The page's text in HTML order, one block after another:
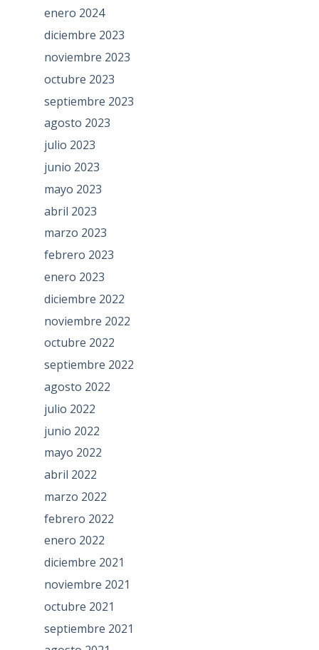
enero 2024
diciembre 2023
noviembre 2023
octubre 2023
septiembre 2023
agosto 2023
julio 2023
junio 2023
mayo 2023
abril 2023
marzo 2023
febrero 2023
enero 2023
diciembre 2022
noviembre 2022
octubre 2022
septiembre 2022
agosto 2022
julio 2022
junio 2022
mayo 2022
abril 2022
marzo 2022
febrero 2022
enero 2022
diciembre 2021
noviembre 2021
octubre 2021
septiembre 2021